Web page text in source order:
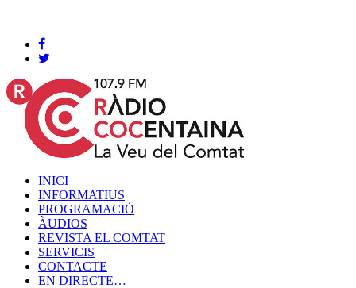
INICI
INFORMATIUS
PROGRAMACIÓ
ÀUDIOS
REVISTA EL COMTAT
SERVICIS
CONTACTE
EN DIRECTE…